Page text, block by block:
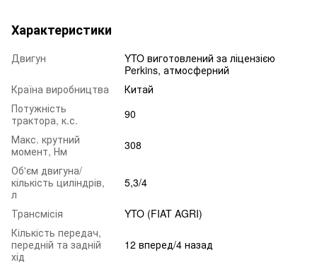
Характеристики
Двигун
YTO виготовлений за ліцензією
Perkins, атмосферний
Країна виробництва
Китай
Потужність
трактора, к.с.
90
Макс. крутний
момент, Нм
308
Об'єм двигуна/
кількість циліндрів,
л
5,3/4
Трансмісія
YTO (FIAT AGRI)
Кількість передач,
передній та задній
хід
12 вперед/4 назад